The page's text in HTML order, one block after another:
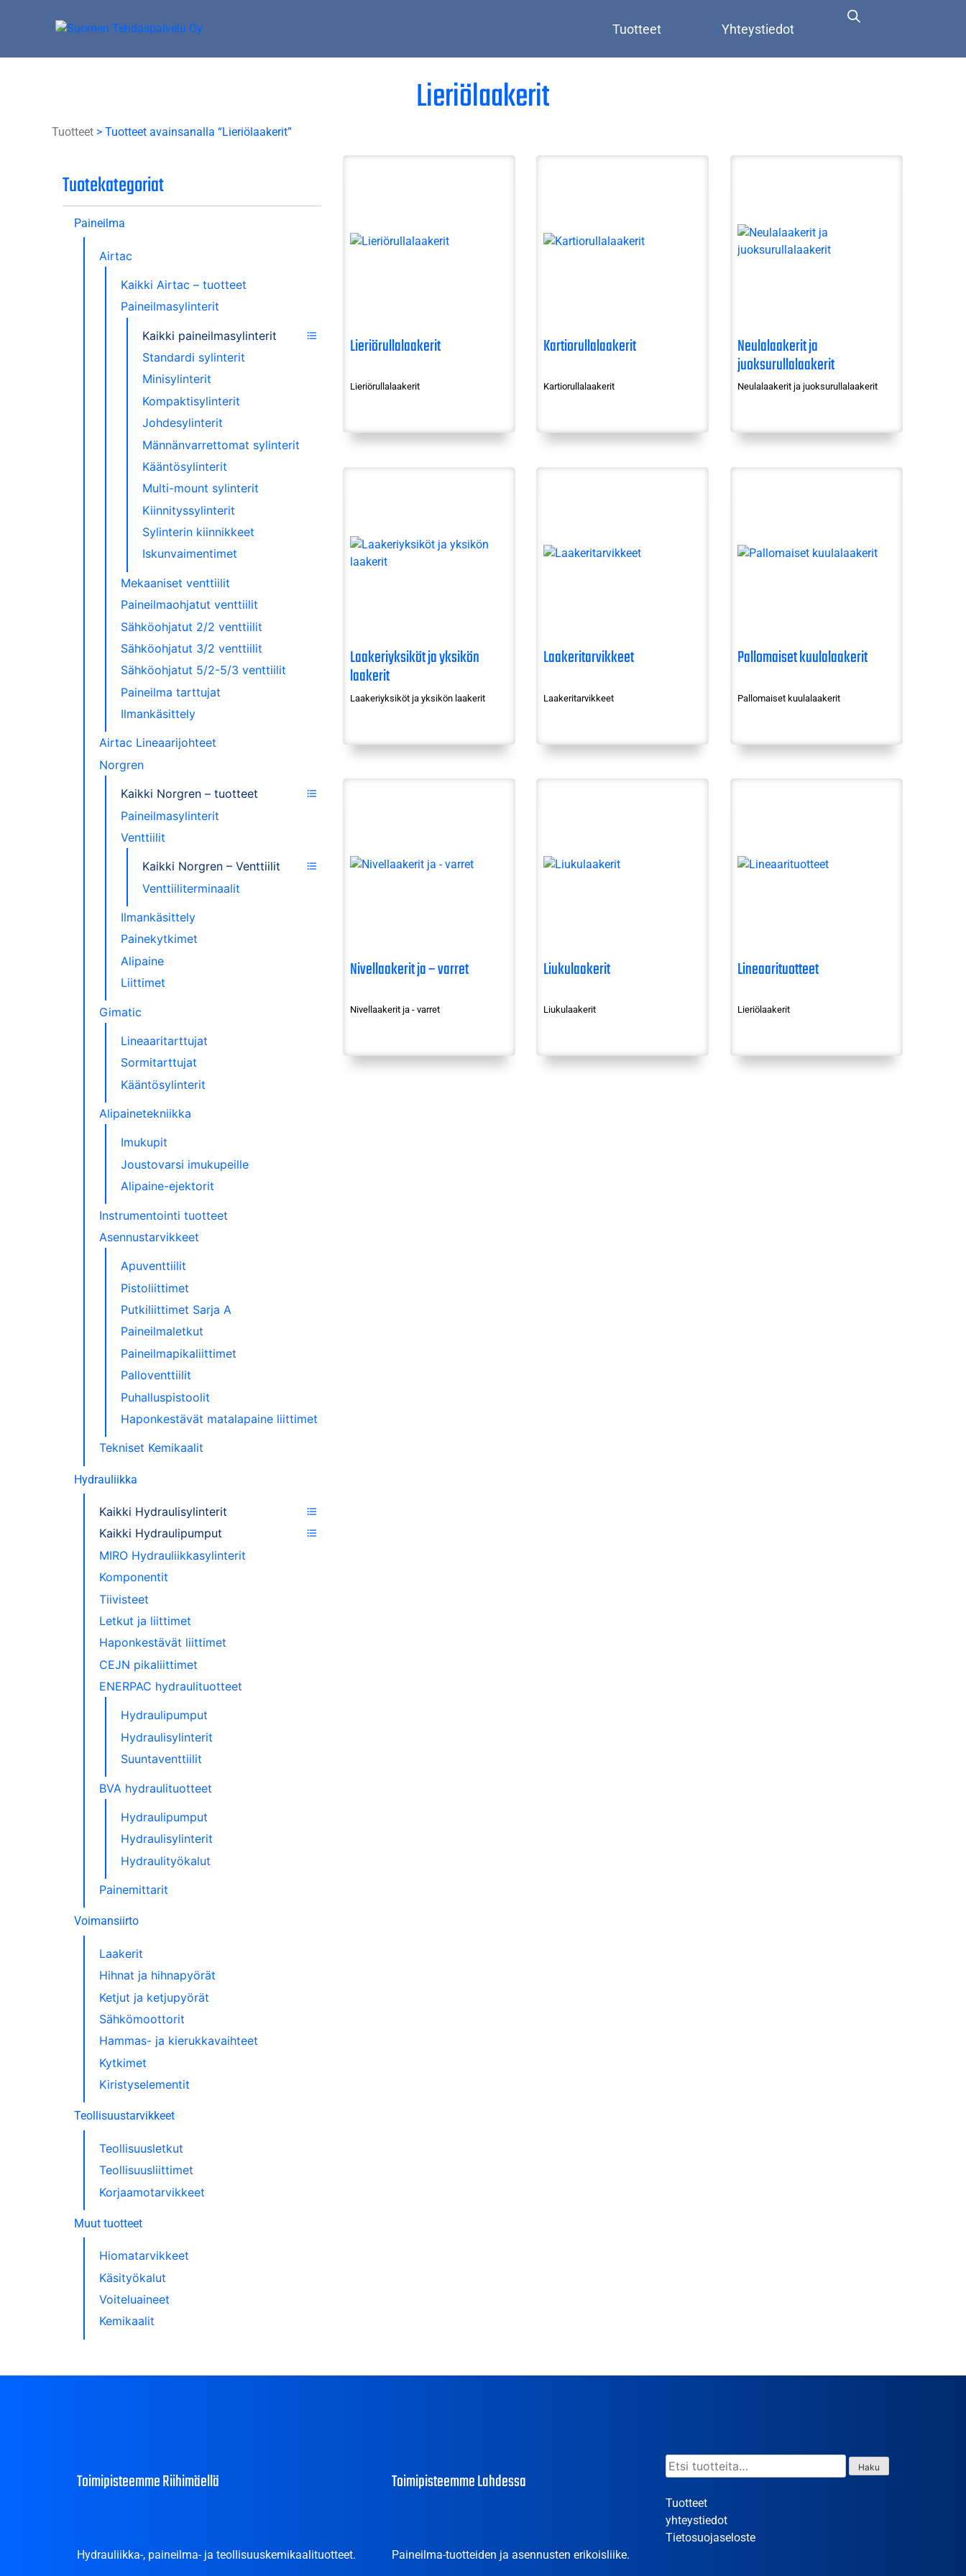
Tuotteet Yhteystiedot
Lieriölaakerit
Tuotteet > Tuotteet avainsanalla “Lieriölaakerit”
Tuotekategoriat
Paineilma
Airtac
Kaikki Airtac – tuotteet
Paineilmasylinterit
Kaikki paineilmasylinterit
Standardi sylinterit
Minisylinterit
Kompaktisylinterit
Johdesylinterit
Männänvarrettomat sylinterit
Kääntösylinterit
Multi-mount sylinterit
Kiinnityssylinterit
Sylinterin kiinnikkeet
Iskunvaimentimet
Mekaaniset venttiilit
Paineilmaohjatut venttiilit
Sähköohjatut 2/2 venttiilit
Sähköohjatut 3/2 venttiilit
Sähköohjatut 5/2-5/3 venttiilit
Paineilma tarttujat
Ilmankäsittely
Airtac Lineaarijohteet
Norgren
Kaikki Norgren – tuotteet
Paineilmasylinterit
Venttiilit
Kaikki Norgren – Venttiilit
Venttiiliterminaalit
Ilmankäsittely
Painekytkimet
Alipaine
Liittimet
Gimatic
Lineaaritarttujat
Sormitarttujat
Kääntösylinterit
Alipainetekniikka
Imukupit
Joustovarsi imukupeille
Alipaine-ejektorit
Instrumentointi tuotteet
Asennustarvikkeet
Apuventtiilit
Pistoliittimet
Putkiliittimet Sarja A
Paineilmaletkut
Paineilmapikaliittimet
Palloventtiilit
Puhalluspistoolit
Haponkestävät matalapaine liittimet
Tekniset Kemikaalit
Hydrauliikka
Kaikki Hydraulisylinterit
Kaikki Hydraulipumput
MIRO Hydrauliikkasylinterit
Komponentit
Tiivisteet
Letkut ja liittimet
Haponkestävät liittimet
CEJN pikaliittimet
ENERPAC hydraulituotteet
Hydraulipumput
Hydraulisylinterit
Suuntaventtiilit
BVA hydraulituotteet
Hydraulipumput
Hydraulisylinterit
Hydraulityökalut
Painemittarit
Voimansiirto
Laakerit
Hihnat ja hihnapyörät
Ketjut ja ketjupyörät
Sähkömoottorit
Hammas- ja kierukkavaihteet
Kytkimet
Kiristyselementit
Teollisuustarvikkeet
Teollisuusletkut
Teollisuusliittimet
Korjaamotarvikkeet
Muut tuotteet
Hiomatarvikkeet
Käsityökalut
Voiteluaineet
Kemikaalit
Lieriörullalaakerit
Lieriörullalaakerit
Kartiorullalaakerit
Kartiorullalaakerit
Neulalaakerit ja
juoksurullalaakerit
Neulalaakerit ja juoksurullalaakerit
Laakeriyksiköt ja yksikön
laakerit
Laakeriyksiköt ja yksikön laakerit
Laakeritarvikkeet
Laakeritarvikkeet
Pallomaiset kuulalaakerit
Pallomaiset kuulalaakerit
Nivellaakerit ja – varret
Nivellaakerit ja - varret
Liukulaakerit
Liukulaakerit
Lineaarituotteet
Lieriölaakerit
Toimipisteemme Riihimäellä
Hydrauliikka-, paineilma- ja teollisuuskemikaalituotteet.
Toimipisteemme Lahdessa
Paineilma-tuotteiden ja asennusten erikoisliike.
Etsi: Haku
Tuotteet
yhteystiedot
Tietosuojaseloste